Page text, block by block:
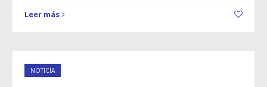
Leer más
NOTICIA